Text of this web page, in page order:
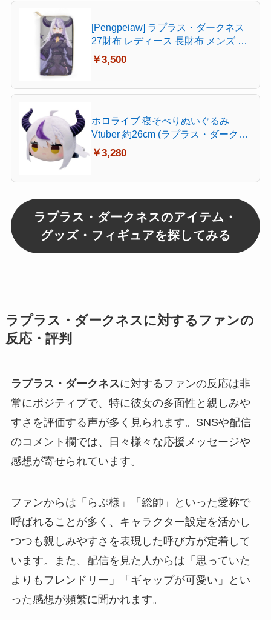
[Pengpeiaw] ラプラス・ダークネス
27財布 レディース 長財布 メンズ 持
ち運び便利 大容量 長財布 ファッシ
ョン 誕生日プレゼント グッズ
￥3,500
ホロライブ 寝そべりぬいぐるみ
Vtuber 約26cm (ラプラス・ダークネ
ス)
￥3,280
ラプラス・ダークネスのアイテム・
グッズ・フィギュアを探してみる
ラプラス・ダークネスに対するファンの
反応・評判
ラプラス・ダークネスに対するファンの反応は非
常にポジティブで、特に彼女の多面性と親しみや
すさを評価する声が多く見られます。SNSや配信
のコメント欄では、日々様々な応援メッセージや
感想が寄せられています。
ファンからは「らぷ様」「総帥」といった愛称で
呼ばれることが多く、キャラクター設定を活かし
つつも親しみやすさを表現した呼び方が定着して
います。また、配信を見た人からは「思っていた
よりもフレンドリー」「ギャップが可愛い」とい
った感想が頻繁に聞かれます。